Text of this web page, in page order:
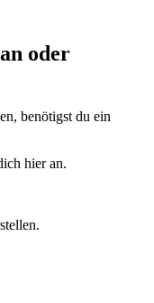
oder
benötigst du ein
hier an.